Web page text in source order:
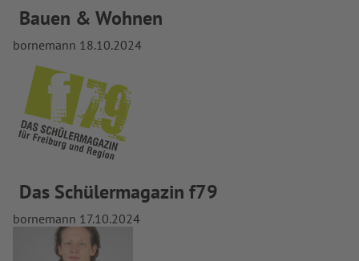
Bauen & Wohnen
bornemann 18.10.2024
Das Schülermagazin f79
bornemann 17.10.2024